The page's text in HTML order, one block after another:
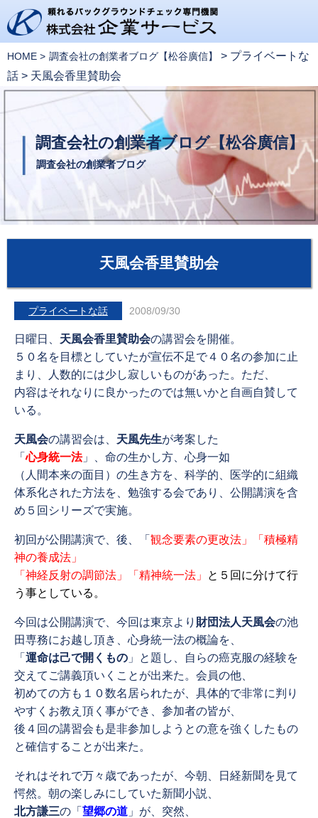
HOME 調査会社の創業者ブログ【松谷廣信】 > プライベートな
話 > 天風会香里賛助会
調査会社の創業者ブログ【松谷廣信】
調査会社の創業者ブログ
天風会香里賛助会
プライベートな話 2008/09/30
日曜日、 天風会香里賛助会の講習会を開催。
５０名を目標としていたが宣伝不足で４０名の参加に止
まり、人数的には少し寂しいものがあった。ただ、
内容はそれなりに良かったのでは無いかと自画自賛して
いる。
天風会の講習会は、 天風先生が考案した
「心身統一法」、命の生かし方、心身一如
（人間本来の面目）の生き方を、科学的、医学的に組織
体系化された方法を、勉強する会であり、公開講演を含
め５回シリーズで実施。
初回が公開講演で、後、「 観念要素の更改法」「積極精
神の養成法」
「神経反射の調節法」「精神統一法」
と５回に分けて行
う事としている。
今回は公開講演で、今回は東京より 財団法人天風会の池
田専務にお越し頂き、心身統一法の概論を、
「 運命は己で開くもの 」と題し、自らの癌克服の経験を
交えてご講義頂いくことが出来た。会員の他、
初めての方も１０数名居られたが、具体的で非常に判り
やすくお教え頂く事ができ、参加者の皆が、
後４回の講習会も是非参加しようとの意を強くしたもの
と確信することが出来た。
それはそれで万々歳であったが、今朝、日経新聞を見て
愕然。朝の楽しみにしていた新聞小説、
北方謙三の「 望郷の道 」が、突然、